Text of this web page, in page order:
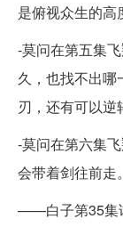
是俯视众生的高
-莫问在第五集
久，也找不出哪
刃，还有可以逆
-莫问在第六集
会带着剑往前走。
——白子第35集